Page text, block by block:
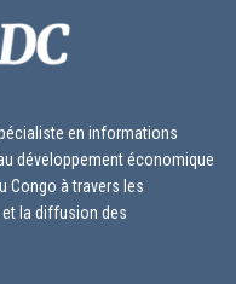
en informations
développement économique
Congo à travers les
la diffusion des